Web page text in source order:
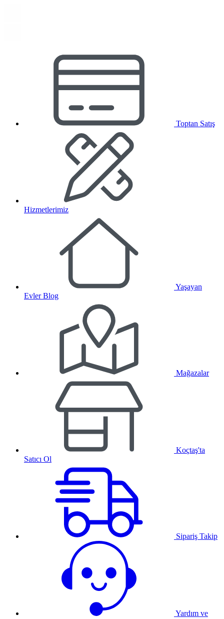
Toptan Satış
Hizmetlerimiz
Yaşayan
Evler Blog
Mağazalar
Koçtaş'ta
Satıcı Ol
Sipariş Takip
Yardım ve